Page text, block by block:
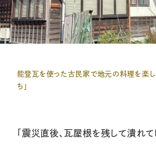
能登瓦を使った古民家で地元の料理を楽し
ち」
「震災直後、瓦屋根を残して潰れ